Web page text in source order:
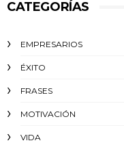
CATEGORÍAS
EMPRESARIOS
ÉXITO‬
FRASES
MOTIVACIÓN
VIDA